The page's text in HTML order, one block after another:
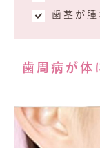
歯茎が腫
歯周病が体